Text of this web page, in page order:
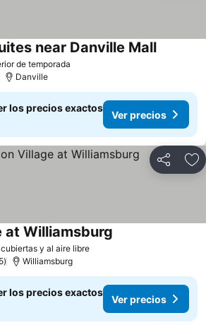
de temporada
near Danville Mall
Danville
los precios exactos
Ver precios
Compartir
y al aire libre
at Williamsburg
Williamsburg
los precios exactos
Ver precios